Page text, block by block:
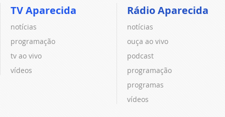
TV Aparecida
notícias
programação
tv ao vivo
vídeos
Rádio Aparecida
notícias
ouça ao vivo
podcast
programação
programas
vídeos